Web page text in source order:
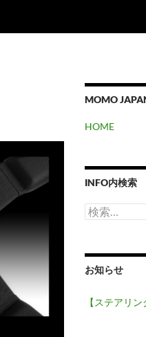
MOMO
HOME
INFO内検索
検
索:
お知らせ
【ステアリン